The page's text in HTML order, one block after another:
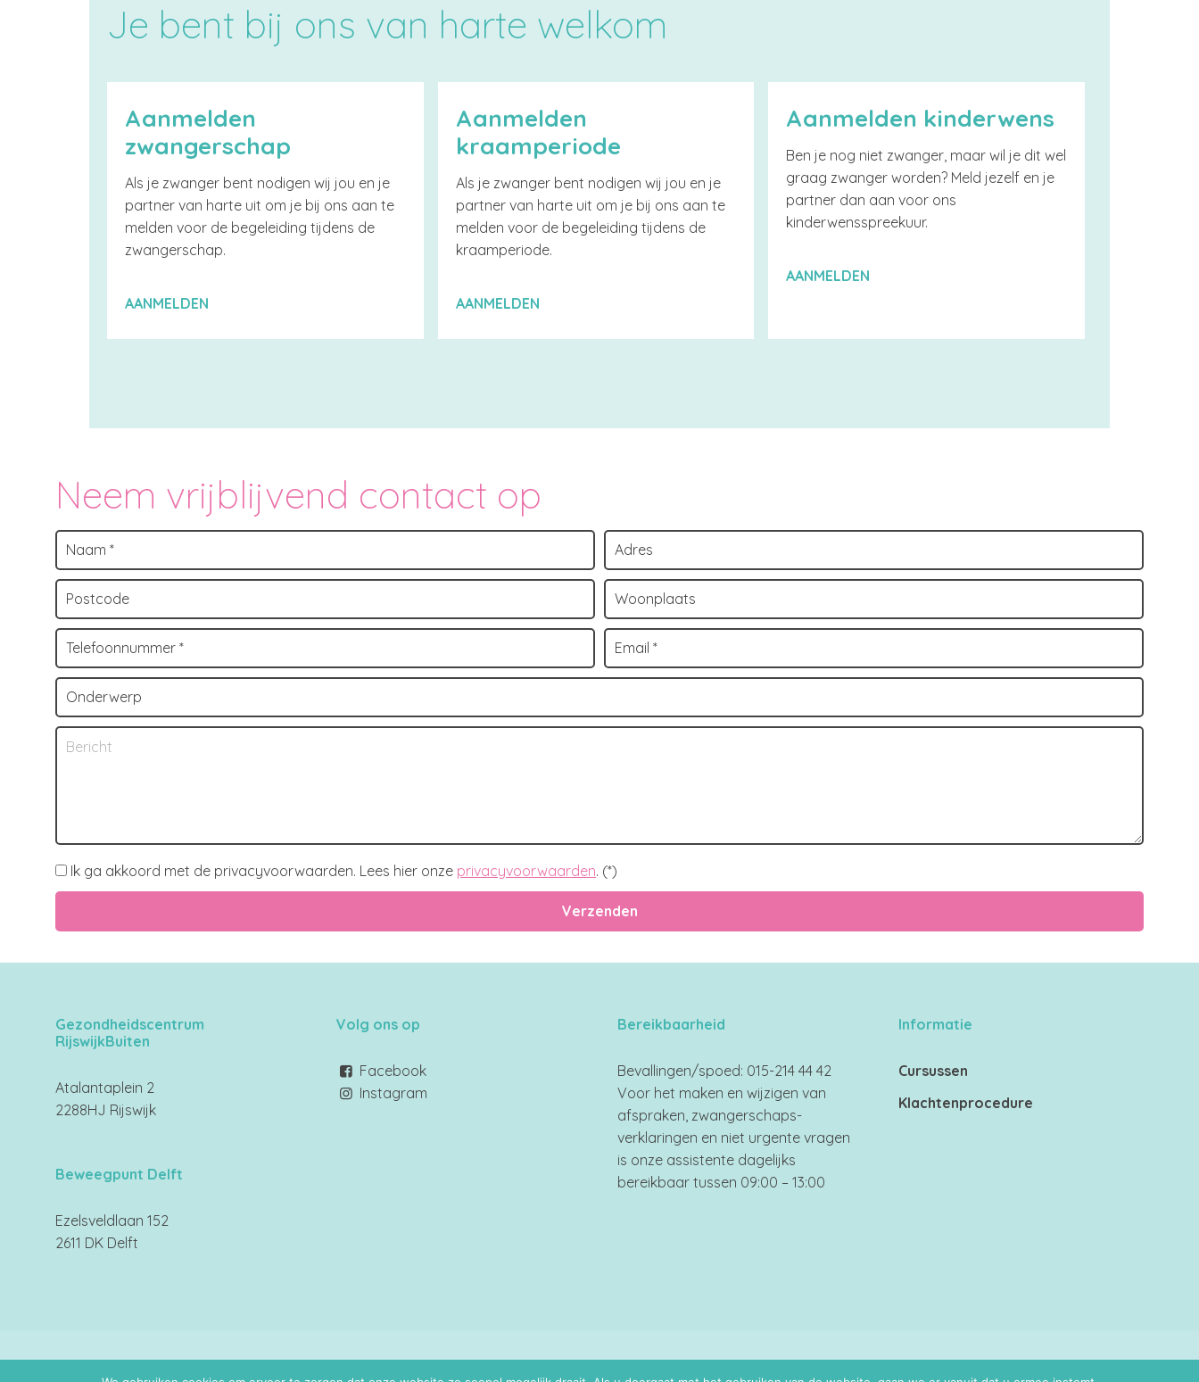
Je bent bij ons van harte welkom
Aanmelden
zwangerschap
Als je zwanger bent nodigen wij jou en je
partner van harte uit om je bij ons aan te
melden voor de begeleiding tijdens de
zwangerschap.
AANMELDEN
Aanmelden
kraamperiode
Als je zwanger bent nodigen wij jou en je
partner van harte uit om je bij ons aan te
melden voor de begeleiding tijdens de
kraamperiode.
AANMELDEN
Aanmelden kinderwens
Ben je nog niet zwanger, maar wil je dit wel
graag zwanger worden? Meld jezelf en je
partner dan aan voor ons
kinderwensspreekuur.
AANMELDEN
Neem vrijblijvend contact op
Ik ga akkoord met de privacyvoorwaarden. Lees hier onze privacyvoorwaarden. (*)
Gezondheidscentrum
RijswijkBuiten
Atalantaplein 2
2288HJ Rijswijk
Beweegpunt Delft
Ezelsveldlaan 152
2611 DK Delft
Volg ons op
Facebook
Instagram
Bereikbaarheid
Bevallingen/spoed: 015-214 44 42
Voor het maken en wijzigen van
afspraken, zwangerschaps-
verklaringen en niet urgente vragen
is onze assistente dagelijks
bereikbaar tussen 09:00 – 13:00
Informatie
Cursussen
Klachtenprocedure